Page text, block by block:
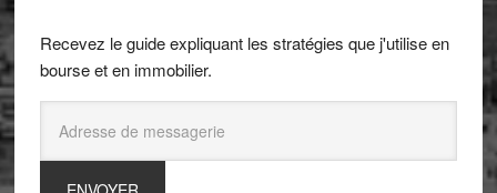
Recevez le guide expliquant les stratégies que j'utilise en
bourse et en immobilier.